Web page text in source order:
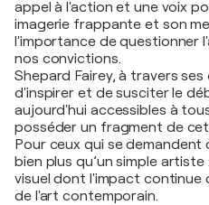
appel à l'action et une voix
imagerie frappante et son
l'importance de questionner
nos convictions.
Shepard Fairey, à travers
d'inspirer et de susciter le
aujourd'hui accessibles à
posséder un fragment de
Pour ceux qui se demandent
bien plus qu’un simple
visuel dont l'impact continue
de l'art contemporain.